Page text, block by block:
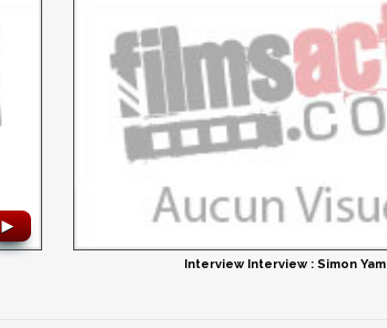
Interview Interview : Simon Yam